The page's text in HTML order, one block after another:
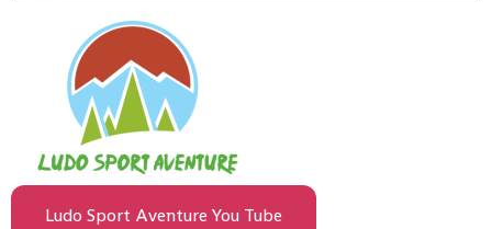
Ludo Sport Aventure You Tube